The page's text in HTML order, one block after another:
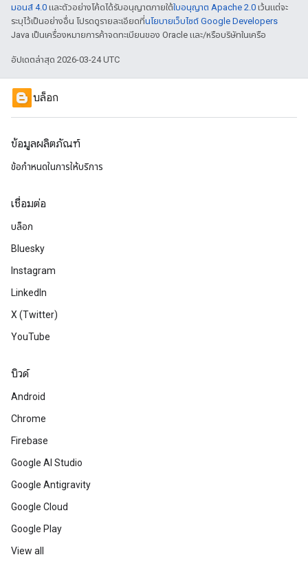
มอนส์ 4.0 และตัวอย่างโค้ดได้รับอนุญาตภายใต้ใบอนุญาต Apache 2.0 เว้นแต่จะ
ระบุไว้เป็นอย่างอื่น โปรดดูรายละเอียดที่นโยบายเว็บไซต์ Google Developers
Java เป็นเครื่องหมายการค้าจดทะเบียนของ Oracle และ/หรือบริษัทในเครือ
อัปเดตล่าสุด 2026-03-24 UTC
บล็อก
ข้อมูลผลิตภัณฑ์
ข้อกำหนดในการให้บริการ
เชื่อมต่อ
บล็อก
Bluesky
Instagram
LinkedIn
X (Twitter)
YouTube
บิวด์
Android
Chrome
Firebase
Google AI Studio
Google Antigravity
Google Cloud
Google Play
View all